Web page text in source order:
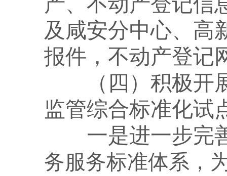
及咸安分中心、高
报件，不动产登记
（四）积极
监管综合标准化试
一是进一步完
务服务标准体系，